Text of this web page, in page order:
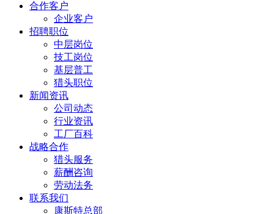
合作客户
企业客户
招聘职位
中层岗位
技工岗位
基层普工
猎头职位
新闻资讯
公司动态
行业资讯
工厂百科
战略合作
猎头服务
薪酬咨询
劳动法务
联系我们
康斯特总部